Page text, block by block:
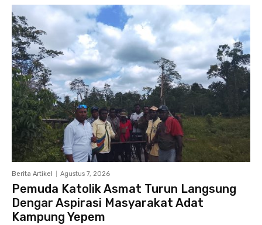
Berita Artikel Agustus 7, 2026
Pemuda Katolik Asmat Turun Langsung
Dengar Aspirasi Masyarakat Adat
Kampung Yepem